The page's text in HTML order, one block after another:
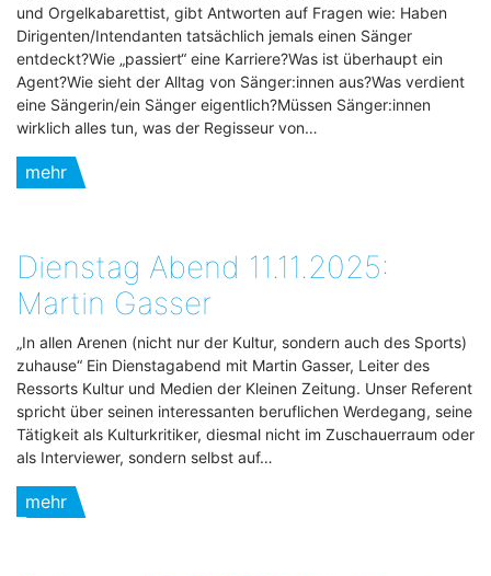
und Orgelkabarettist, gibt Antworten auf Fragen wie: Haben
Dirigenten/Intendanten tatsächlich jemals einen Sänger
entdeckt?Wie „passiert“ eine Karriere?Was ist überhaupt ein
Agent?Wie sieht der Alltag von Sänger:innen aus?Was verdient
eine Sängerin/ein Sänger eigentlich?Müssen Sänger:innen
wirklich alles tun, was der Regisseur von…
mehr
Dienstag Abend 11.11.2025:
Martin Gasser
„In allen Arenen (nicht nur der Kultur, sondern auch des Sports)
zuhause“ Ein Dienstagabend mit Martin Gasser, Leiter des
Ressorts Kultur und Medien der Kleinen Zeitung. Unser Referent
spricht über seinen interessanten beruflichen Werdegang, seine
Tätigkeit als Kulturkritiker, diesmal nicht im Zuschauerraum oder
als Interviewer, sondern selbst auf…
mehr